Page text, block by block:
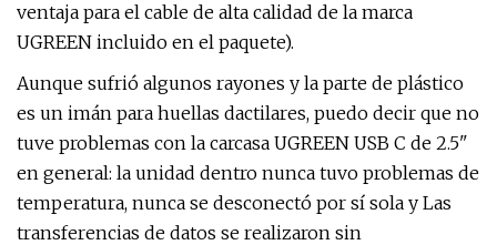
ventaja para el cable de alta calidad de la marca
UGREEN incluido en el paquete).
Aunque sufrió algunos rayones y la parte de plástico
es un imán para huellas dactilares, puedo decir que no
tuve problemas con la carcasa UGREEN USB C de 2.5"
en general: la unidad dentro nunca tuvo problemas de
temperatura, nunca se desconectó por sí sola y Las
transferencias de datos se realizaron sin